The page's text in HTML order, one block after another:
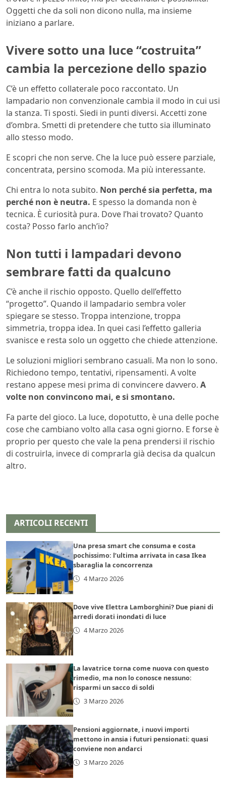
Oggetti che da soli non dicono nulla, ma insieme
iniziano a parlare.
Vivere sotto una luce “costruita”
cambia la percezione dello spazio
C’è un effetto collaterale poco raccontato. Un
lampadario non convenzionale cambia il modo in cui usi
la stanza. Ti sposti. Siedi in punti diversi. Accetti zone
d’ombra. Smetti di pretendere che tutto sia illuminato
allo stesso modo.
E scopri che non serve. Che la luce può essere parziale,
concentrata, persino scomoda. Ma più interessante.
Chi entra lo nota subito. Non perché sia perfetta, ma
perché non è neutra. E spesso la domanda non è
tecnica. È curiosità pura. Dove l’hai trovato? Quanto
costa? Posso farlo anch’io?
Non tutti i lampadari devono
sembrare fatti da qualcuno
C’è anche il rischio opposto. Quello dell’effetto
“progetto”. Quando il lampadario sembra voler
spiegare se stesso. Troppa intenzione, troppa
simmetria, troppa idea. In quei casi l’effetto galleria
svanisce e resta solo un oggetto che chiede attenzione.
Le soluzioni migliori sembrano casuali. Ma non lo sono.
Richiedono tempo, tentativi, ripensamenti. A volte
restano appese mesi prima di convincere davvero. A
volte non convincono mai, e si smontano.
Fa parte del gioco. La luce, dopotutto, è una delle poche
cose che cambiano volto alla casa ogni giorno. E forse è
proprio per questo che vale la pena prendersi il rischio
di costruirla, invece di comprarla già decisa da qualcun
altro.
ARTICOLI RECENTI
Una presa smart che consuma e costa
pochissimo: l’ultima arrivata in casa Ikea
sbaraglia la concorrenza
4 Marzo 2026
Dove vive Elettra Lamborghini? Due piani di
arredi dorati inondati di luce
4 Marzo 2026
La lavatrice torna come nuova con questo
rimedio, ma non lo conosce nessuno:
risparmi un sacco di soldi
3 Marzo 2026
Pensioni aggiornate, i nuovi importi
mettono in ansia i futuri pensionati: quasi
conviene non andarci
3 Marzo 2026